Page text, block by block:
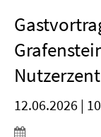
12.06.2026 |